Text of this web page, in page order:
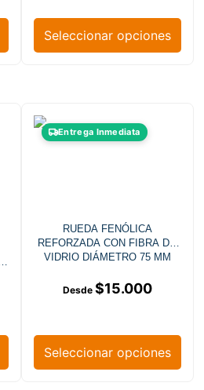
Seleccionar opciones
Entrega Inmediata
RUEDA FENÓLICA
REFORZADA CON FIBRA DE
VIDRIO DIÁMETRO 75 MM
ACERO INOX 304
$15.000
Seleccionar opciones